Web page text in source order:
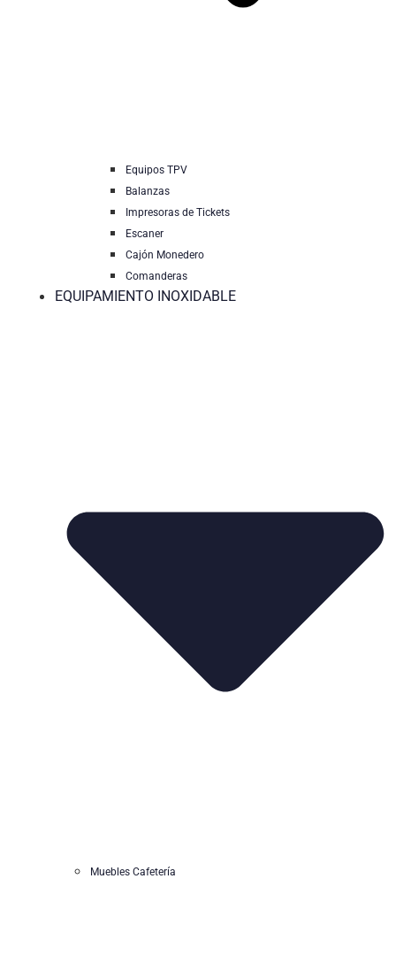
Equipos TPV
Balanzas
Impresoras de Tickets
Escaner
Cajón Monedero
Comanderas
EQUIPAMIENTO INOXIDABLE
Muebles Cafetería